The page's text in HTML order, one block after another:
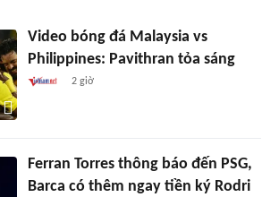
Video bóng đá Malaysia vs
Philippines: Pavithran tỏa sáng
2 giờ
Ferran Torres thông báo đến PSG,
Barca có thêm ngay tiền ký Rodri